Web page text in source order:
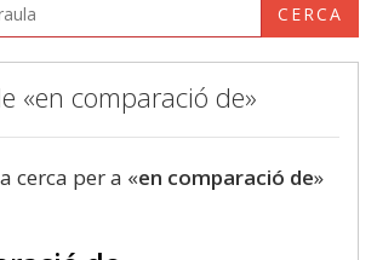
CERCA
«en comparació de»
cerca per a «en comparació de»